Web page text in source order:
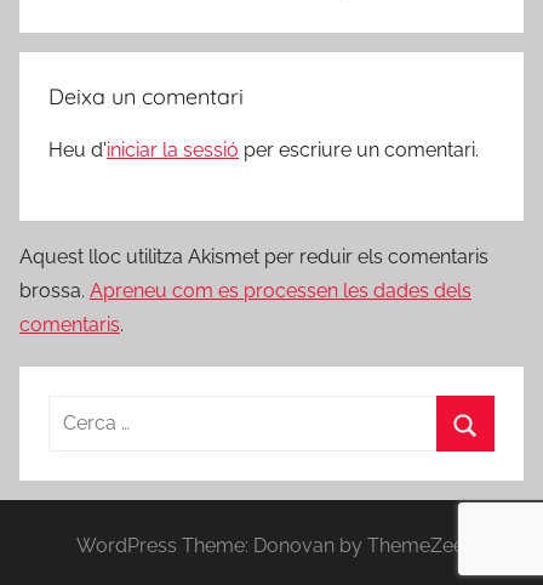
Deixa un comentari
Heu d'iniciar la sessió per escriure un comentari.
Aquest lloc utilitza Akismet per reduir els comentaris
brossa. Apreneu com es processen les dades dels
comentaris.
Cerca:
WordPress Theme: Donovan by ThemeZee.